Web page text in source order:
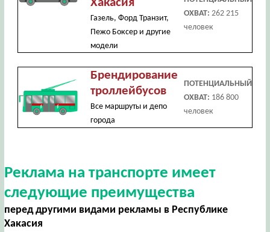
Хакасия
Газель, Форд Транзит,
Пежо Боксер и другие
модели
ОХВАТ: 262 215
человек
Брендирование
троллейбусов
Все маршруты и депо
города
ПОТЕНЦИАЛЬНЫЙ
ОХВАТ: 186 800
человек
Реклама на транспорте имеет
следующие преимущества
перед другими видами рекламы в Республике
Хакасия